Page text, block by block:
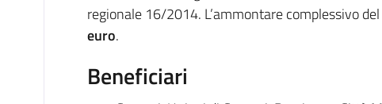
regionale 16/2014. L’ammontare complessivo
euro.
Beneficiari